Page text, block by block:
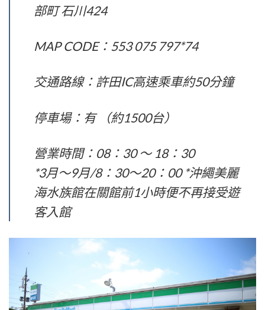
部町 石川424
MAP CODE：553 075 797*74
交通路線：許田IC高速乘車約50分鐘
停車場：有 （約1500台）
營業時間：08：30 ～ 18：30
*3月～9月/8：30～20：00 *沖繩美麗
海水族館在關館前1小時便不再接受遊
客入館